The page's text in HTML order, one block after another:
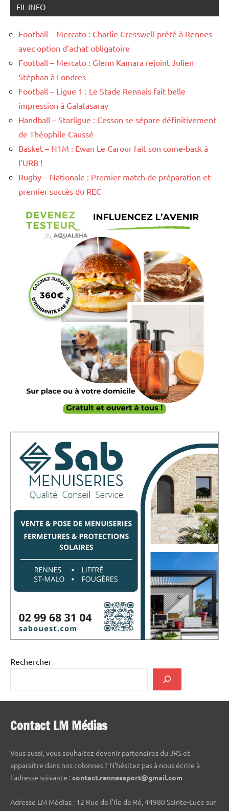
FIL INFO
Football – Mercato : Charlie Cresswell prêté à Rennes
avec option d’achat obligatoire
Football – Mercato : Glenn Kamara rejoint Julien
Stéphan à Londres
Football – Ligue 1 : Le Stade Rennais fait belle
impression à Galatasaray
Handball – Starligue : Cesson se sépare définitivement
de Théophile Caussé
Basket – N1M : Ewan Le Carour fait son come-back à
l’URB !
Rugby – Nationale : Premier match de préparation et
premier succès du REC
Rechercher
Contact LM Médias
Vous aussi, vous souhaitez devenir partenaires du JRS et
apparaître dans nos colonnes ? N'hésitez pas à nous écrire à
l'adresse suivante :contact.rennessport@gmail.com
Adresse LM Médias : 12 Rue de l'Ile de Ré, 44980 Sainte-Luce sur